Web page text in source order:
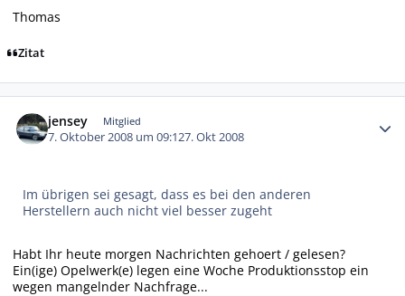
Thomas
Zitat
jensey Mitglied
7. Oktober 2008 um 09:127. Okt 2008
Im übrigen sei gesagt, dass es bei den anderen
Herstellern auch nicht viel besser zugeht
Habt Ihr heute morgen Nachrichten gehoert / gelesen?
Ein(ige) Opelwerk(e) legen eine Woche Produktionsstop ein
wegen mangelnder Nachfrage...